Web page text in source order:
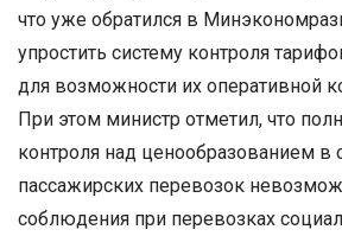
что уже обратился в
упростить систему контроля
для возможности их оперативной
При этом министр отметил, что
контроля над ценообразованием в
пассажирских перевозок
соблюдения при перевозках